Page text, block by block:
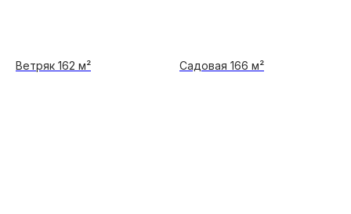
Ветряк 162 м² Садовая 166 м²